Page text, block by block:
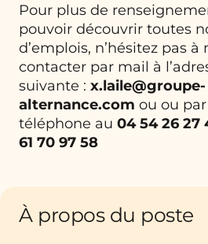
Pour plus de
pouvoir découvrir toutes
d’emplois, n’hésitez pas à
contacter par mail à
suivante : x.laile@groupe-
alternance.com ou ou par
téléphone au 04 54 26 27
61 70 97 58
À propos du poste